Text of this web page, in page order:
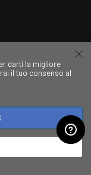
darti la migliore
il tuo consenso al